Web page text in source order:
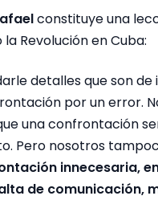
constituye una
Revolución en Cuba:
detalles que son
por un error.
una confrontación
Pero nosotros
innecesaria,
de comunicación,